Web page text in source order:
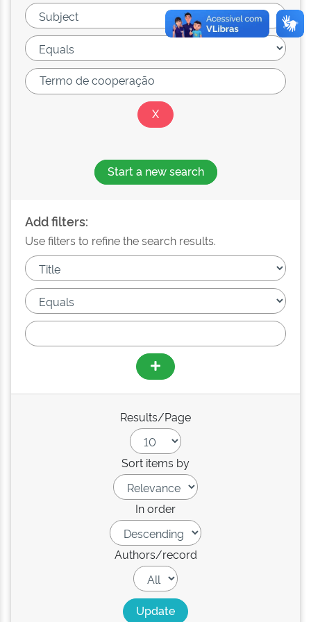
Start a new search
Add filters:
Use filters to refine the search results.
Results/Page
Sort items by
In order
Authors/record